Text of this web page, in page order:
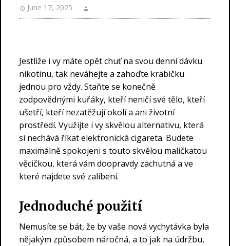
June 17, 2025
Jestliže i vy máte opět chuť na svou denní dávku
nikotinu, tak neváhejte a zahoďte krabičku
jednou pro vždy. Staňte se konečně
zodpovědnými kuřáky, kteří neničí své tělo, kteří
ušetří, kteří nezatěžují okolí a ani životní
prostředí. Využijte i vy skvělou alternativu, která
si nechává říkatelektronická cigareta. Budete
maximálně spokojeni s touto skvělou maličkatou
věcičkou, která vám doopravdy zachutná a ve
které najdete své zalíbení.
Jednoduché použití
Nemusíte se bát, že by vaše nová vychytávka byla
nějakým způsobem náročná, a to jak na údržbu,